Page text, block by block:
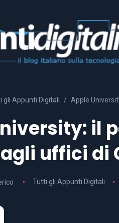
gli Appunti Digitali Apple
il
uffici di
Tutti gli Appunti Digitali